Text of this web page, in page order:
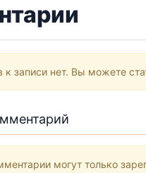
к записи нет. Вы можете
могут только